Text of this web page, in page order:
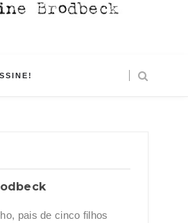
pais de cinco filhos